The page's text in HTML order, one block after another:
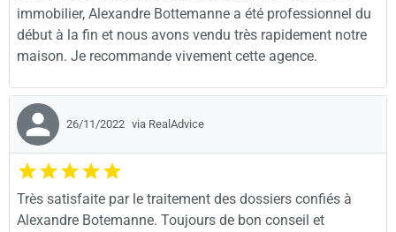
immobilier, Alexandre Bottemanne a été professionnel du
début à la fin et nous avons vendu très rapidement notre
maison. Je recommande vivement cette agence.
26/11/2022 via RealAdvice
Très satisfaite par le traitement des dossiers confiés à
Alexandre Botemanne. Toujours de bon conseil et